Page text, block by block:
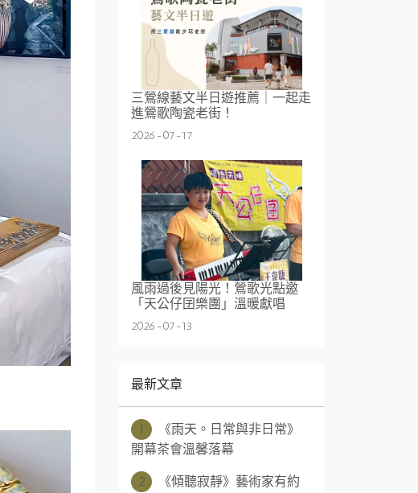
三鶯線藝文半日遊推薦｜一起走
進鶯歌陶瓷老街！
2026-07-17
風雨過後見陽光！鶯歌光點邀
「天公仔囝樂團」溫暖獻唱
2026-07-13
最新文章
1
《雨天。日常與非日常》
開幕茶會溫馨落幕
2
《傾聽寂靜》藝術家有約